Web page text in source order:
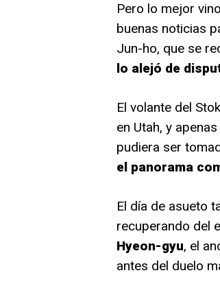
Pero lo mejor
buenas noticias
Jun-ho, que se
lo alejó de
El volante del
en Utah, y
pudiera ser
el panorama
El día de asueto
recuperando del
Hyeon-gyu, el
antes del duelo